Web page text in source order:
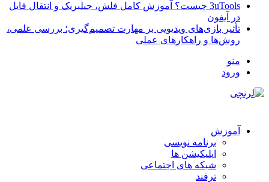
3uTools چیست؟ آموزش کامل فلش، جیلبریک و انتقال فایل
در آیفون
تأثیر بازی‌های ویدیویی بر مهارت تصمیم‌گیری؛ بررسی علمی،
روش‌ها و راهکارهای عملی
منو
ورود
آموزش
برنامه نویسی
اپلیکیشن ها
شبکه های اجتماعی
ترفند